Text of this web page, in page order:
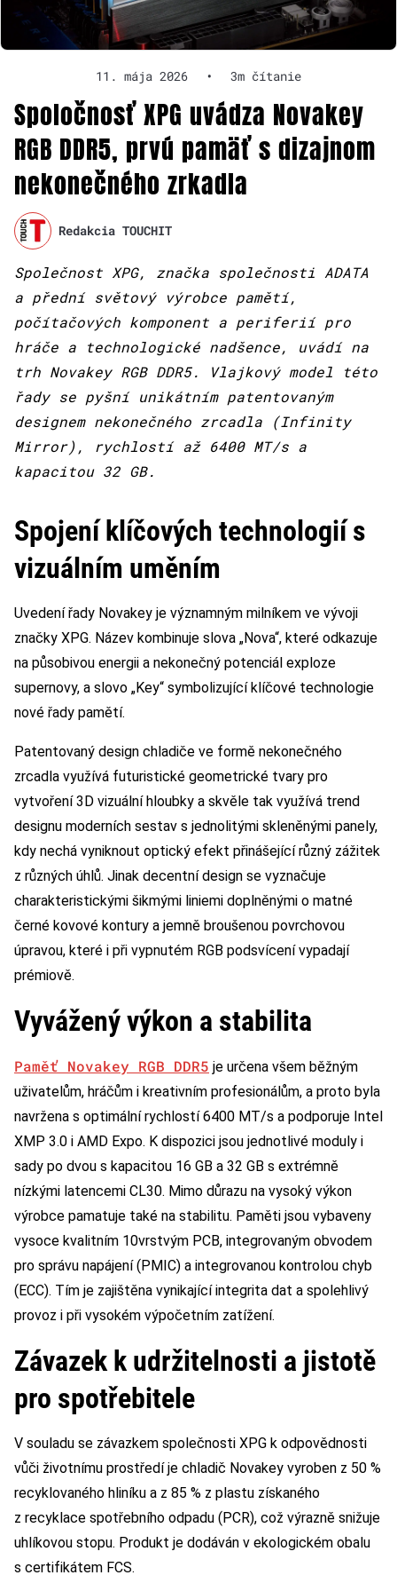
11. mája 2026 • 3m čítanie
Spoločnosť XPG uvádza Novakey
RGB DDR5, prvú pamäť s dizajnom
nekonečného zrkadla
Redakcia TOUCHIT
Společnost XPG, značka společnosti ADATA
a přední světový výrobce pamětí,
počítačových komponent a periferií pro
hráče a technologické nadšence, uvádí na
trh Novakey RGB DDR5. Vlajkový model této
řady se pyšní unikátním patentovaným
designem nekonečného zrcadla (Infinity
Mirror), rychlostí až 6400 MT/s a
kapacitou 32 GB.
Spojení klíčových technologií s
vizuálním uměním
Uvedení řady Novakey je významným milníkem ve vývoji
značky XPG. Název kombinuje slova „Nova“, které odkazuje
na působivou energii a nekonečný potenciál exploze
supernovy, a slovo „Key“ symbolizující klíčové technologie
nové řady pamětí.
Patentovaný design chladiče ve formě nekonečného
zrcadla využívá futuristické geometrické tvary pro
vytvoření 3D vizuální hloubky a skvěle tak využívá trend
designu moderních sestav s jednolitými skleněnými panely,
kdy nechá vyniknout optický efekt přinášející různý zážitek
z různých úhlů. Jinak decentní design se vyznačuje
charakteristickými šikmými liniemi doplněnými o matné
černé kovové kontury a jemně broušenou povrchovou
úpravou, které i při vypnutém RGB podsvícení vypadají
prémiově.
Vyvážený výkon a stabilita
Paměť Novakey RGB DDR5 je určena všem běžným
uživatelům, hráčům i kreativním profesionálům, a proto byla
navržena s optimální rychlostí 6400 MT/s a podporuje Intel
XMP 3.0 i AMD Expo. K dispozici jsou jednotlivé moduly i
sady po dvou s kapacitou 16 GB a 32 GB s extrémně
nízkými latencemi CL30. Mimo důrazu na vysoký výkon
výrobce pamatuje také na stabilitu. Paměti jsou vybaveny
vysoce kvalitním 10vrstvým PCB, integrovaným obvodem
pro správu napájení (PMIC) a integrovanou kontrolou chyb
(ECC). Tím je zajištěna vynikající integrita dat a spolehlivý
provoz i při vysokém výpočetním zatížení.
Závazek k udržitelnosti a jistotě
pro spotřebitele
V souladu se závazkem společnosti XPG k odpovědnosti
vůči životnímu prostředí je chladič Novakey vyroben z 50 %
recyklovaného hliníku a z 85 % z plastu získaného
z recyklace spotřebního odpadu (PCR), což výrazně snižuje
uhlíkovou stopu. Produkt je dodáván v ekologickém obalu
s certifikátem FCS.